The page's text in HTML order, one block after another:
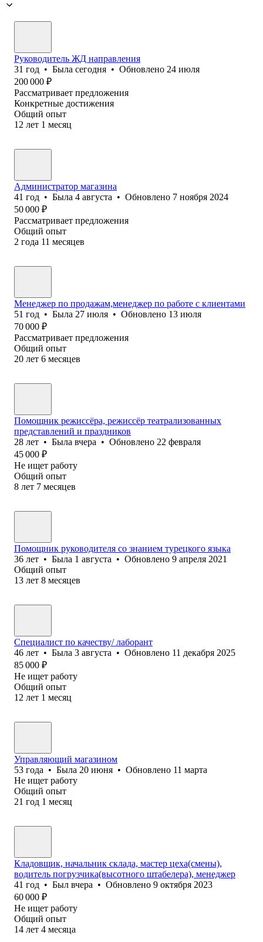
Руководитель ЖД направления
31 год • Была сегодня • Обновлено 24 июля
200 000 ₽
Рассматривает предложения
Конкретные достижения
Общий опыт
12 лет 1 месяц
Администратор магазина
41 год • Была 4 августа • Обновлено 7 ноября 2024
50 000 ₽
Рассматривает предложения
Общий опыт
2 года 11 месяцев
Менеджер по продажам,менеджер по работе с клиентами
51 год • Была 27 июля • Обновлено 13 июля
70 000 ₽
Рассматривает предложения
Общий опыт
20 лет 6 месяцев
Помощник режиссёра, режиссёр театрализованных
представлений и праздников
28 лет • Была вчера • Обновлено 22 февраля
45 000 ₽
Не ищет работу
Общий опыт
8 лет 7 месяцев
Помощник руководителя со знанием турецкого языка
36 лет • Была 1 августа • Обновлено 9 апреля 2021
Общий опыт
13 лет 8 месяцев
Специалист по качеству/ лаборант
46 лет • Была 3 августа • Обновлено 11 декабря 2025
85 000 ₽
Не ищет работу
Общий опыт
12 лет 1 месяц
Управляющий магазином
53 года • Была 20 июня • Обновлено 11 марта
Не ищет работу
Общий опыт
21 год 1 месяц
Кладовщик, начальник склада, мастер цеха(смены),
водитель погрузчика(высотного штабелера), менеджер
41 год • Был вчера • Обновлено 9 октября 2023
60 000 ₽
Не ищет работу
Общий опыт
14 лет 4 месяца